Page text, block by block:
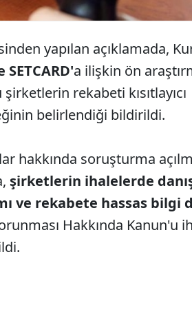
yapılan açıklamada,
SETCARD'a ilişkin ön
rekabeti kısıtlayıcı
belirlendiği bildirildi.
hakkında soruşturma
şirketlerin ihalelerde
ve rekabete hassas bilgi
Hakkında Kanun'u